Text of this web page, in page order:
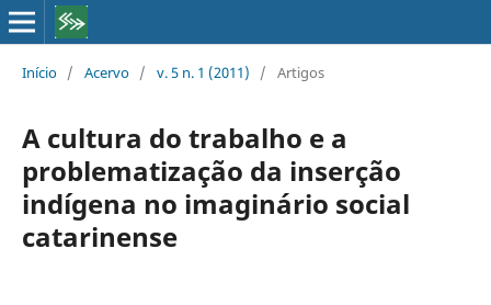
Início / Acervo / v. 5 n. 1 (2011) / Artigos
A cultura do trabalho e a
problematização da inserção
indígena no imaginário social
catarinense